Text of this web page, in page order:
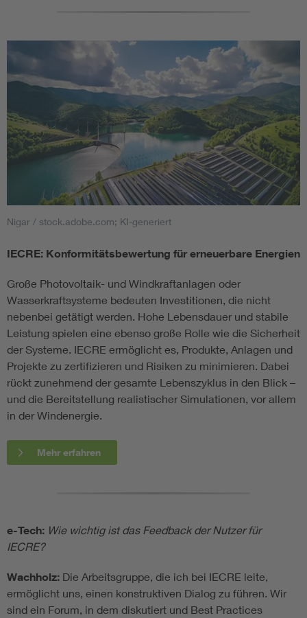
Nigar / stock.adobe.com; KI-generiert
IECRE: Konformitätsbewertung für erneuerbare Energien
Große Photovoltaik- und Windkraftanlagen oder
Wasserkraftsysteme bedeuten Investitionen, die nicht
nebenbei getätigt werden. Hohe Lebensdauer und stabile
Leistung spielen eine ebenso große Rolle wie die Sicherheit
der Systeme. IECRE ermöglicht es, Produkte, Anlagen und
Projekte zu zertifizieren und Risiken zu minimieren. Dabei
rückt zunehmend der gesamte Lebenszyklus in den Blick –
und die Bereitstellung realistischer Simulationen, vor allem
in der Windenergie.
Mehr erfahren
e-Tech: Wie wichtig ist das Feedback der Nutzer für
IECRE?
Wachholz: Die Arbeitsgruppe, die ich bei IECRE leite,
ermöglicht uns, einen konstruktiven Dialog zu führen. Wir
sind ein Forum, in dem diskutiert und Best Practices